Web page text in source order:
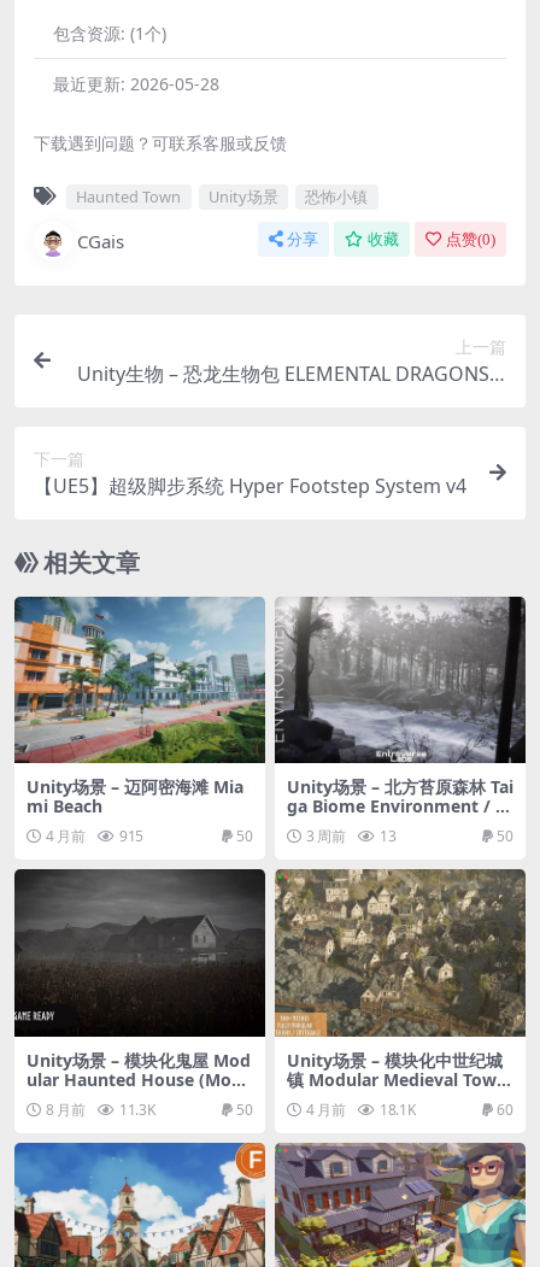
包含资源: (1个)
最近更新: 2026-05-28
下载遇到问题？可联系客服或反馈
Haunted Town Unity场景 恐怖小镇
CGais 分享 收藏 点赞(0)
上一篇
Unity生物 – 恐龙生物包 ELEMENTAL DRAGONS P
下一篇
【UE5】超级脚步系统 Hyper Footstep System v4
相关文章
Unity场景 – 迈阿密海滩 Mia
mi Beach
4 月前 915 50
Unity场景 – 北方苔原森林 Tai
ga Biome Environment / B
oreal Tundra Forest
3 周前 13 50
Unity场景 – 模块化鬼屋 Mod
ular Haunted House (Modu
lar House, Modular Buildin
g, Barn, Haunted House)
8 月前 11.3K 50
Unity场景 – 模块化中世纪城
镇 Modular Medieval Town,
Docks (Medieval Town, Me
dieval Village, Town, Villag
e)
4 月前 18.1K 60